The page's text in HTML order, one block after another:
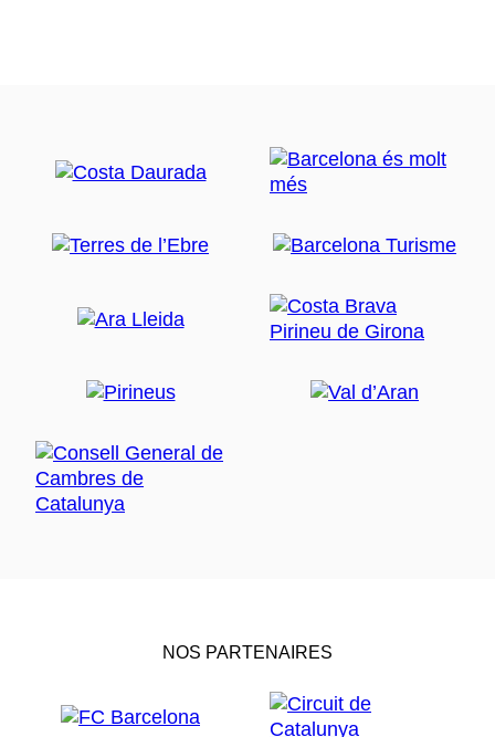
NOS PARTENAIRES